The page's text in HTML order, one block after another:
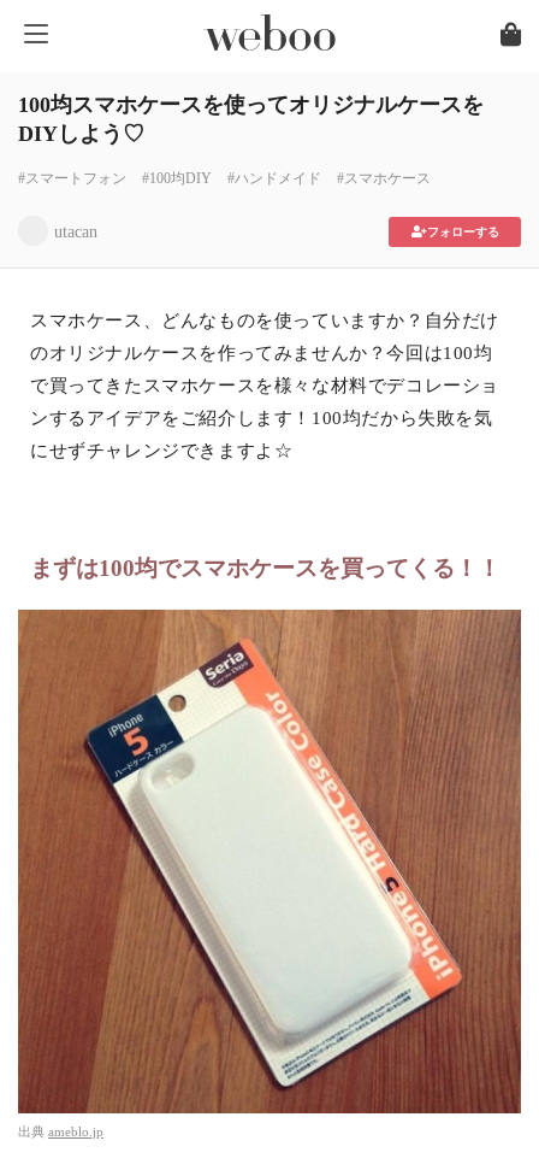
100均スマホケースを使ってオリジナルケースを
DIYしよう♡
#スマートフォン #100均DIY #ハンドメイド #スマホケース
utacan フォローする
スマホケース、どんなものを使っていますか？自分だけ
のオリジナルケースを作ってみませんか？今回は100均
で買ってきたスマホケースを様々な材料でデコレーショ
ンするアイデアをご紹介します！100均だから失敗を気
にせずチャレンジできますよ☆
まずは100均でスマホケースを買ってくる！！
出典 ameblo.jp